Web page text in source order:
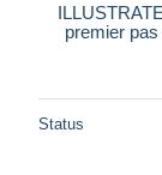
premier
Status